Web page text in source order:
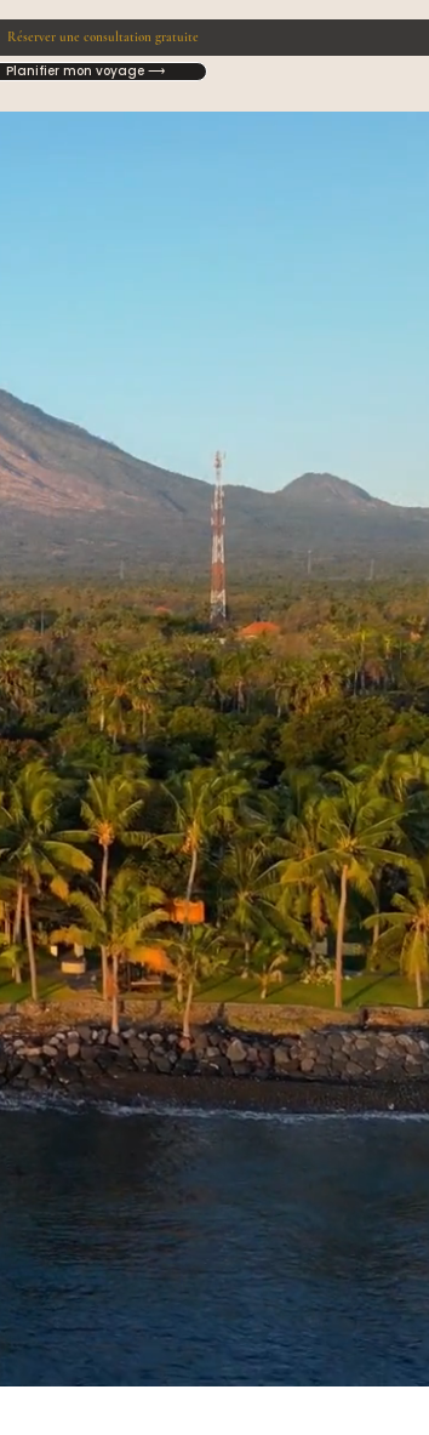
Réserver une consultation gratuite
Planifier mon voyage ⟶